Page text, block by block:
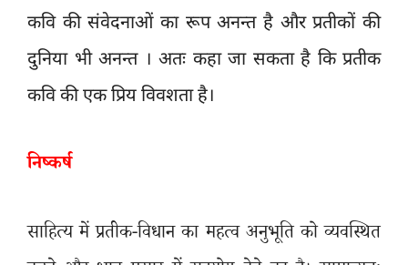
कवि की संवेदनाओं का रूप अनन्त है और प्रतीकों की
दुनिया भी अनन्त । अतः कहा जा सकता है कि प्रतीक
कवि की एक प्रिय विवशता है।
निष्कर्ष
साहित्य में प्रतीक-विधान का महत्व अनुभूति को व्यवस्थित